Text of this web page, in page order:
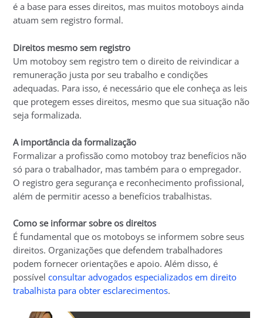
é a base para esses direitos, mas muitos motoboys ainda
atuam sem registro formal.
Direitos mesmo sem registro
Um motoboy sem registro tem o direito de reivindicar a
remuneração justa por seu trabalho e condições
adequadas. Para isso, é necessário que ele conheça as leis
que protegem esses direitos, mesmo que sua situação não
seja formalizada.
A importância da formalização
Formalizar a profissão como motoboy traz benefícios não
só para o trabalhador, mas também para o empregador.
O registro gera segurança e reconhecimento profissional,
além de permitir acesso a benefícios trabalhistas.
Como se informar sobre os direitos
É fundamental que os motoboys se informem sobre seus
direitos. Organizações que defendem trabalhadores
podem fornecer orientações e apoio. Além disso, é
possívelconsultar advogados especializados em direito
trabalhista para obter esclarecimentos.